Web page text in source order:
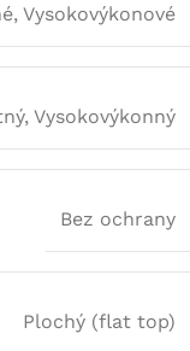
, Vysokovýkonové
, Vysokovýkonný
Bez ochrany
Plochý (flat top)